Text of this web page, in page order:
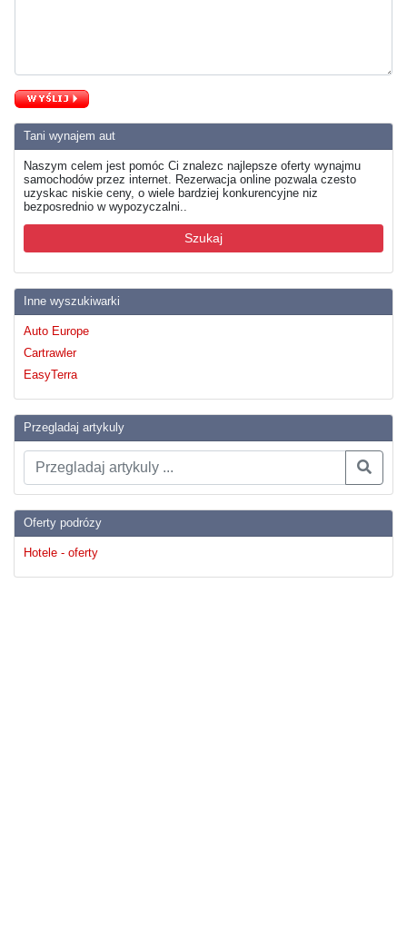
Tani wynajem aut
Naszym celem jest pomóc Ci znalezc najlepsze oferty wynajmu
samochodów przez internet. Rezerwacja online pozwala czesto
uzyskac niskie ceny, o wiele bardziej konkurencyjne niz
bezposrednio w wypozyczalni..
Szukaj
Inne wyszukiwarki
Auto Europe
Cartrawler
EasyTerra
Przegladaj artykuly
Oferty podrózy
Hotele - oferty